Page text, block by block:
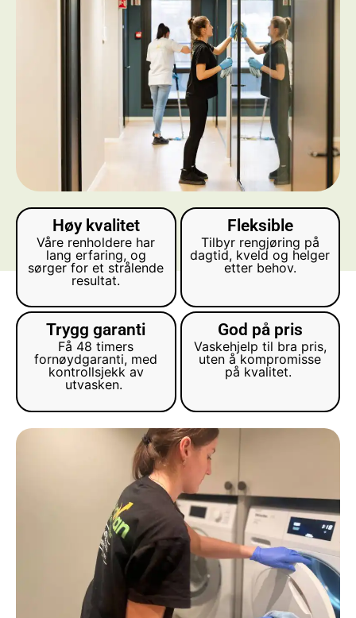
Høy kvalitet
Våre renholdere har
lang erfaring, og
sørger for et strålende
resultat.
Fleksible
Tilbyr rengjøring på
dagtid, kveld og helger
etter behov.
Trygg garanti
Få 48 timers
fornøydgaranti, med
kontrollsjekk av
utvasken.
God på pris
Vaskehjelp til bra pris,
uten å kompromisse
på kvalitet.